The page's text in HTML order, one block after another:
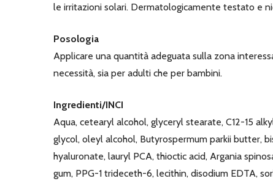
le irritazioni solari. Dermatologicamente testato e
Posologia
Applicare una quantità adeguata sulla zona
necessità, sia per adulti che per bambini.
Ingredienti/INCI
Aqua, cetearyl alcohol, glyceryl stearate, C12-15
glycol, oleyl alcohol, Butyrospermum parkii butter,
hyaluronate, lauryl PCA, thioctic acid, Argania
gum, PPG-1 trideceth-6, lecithin, disodium EDTA,